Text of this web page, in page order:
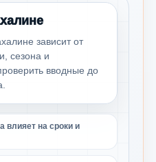
зависит от
сезона и
вводные до
влияет на сроки и